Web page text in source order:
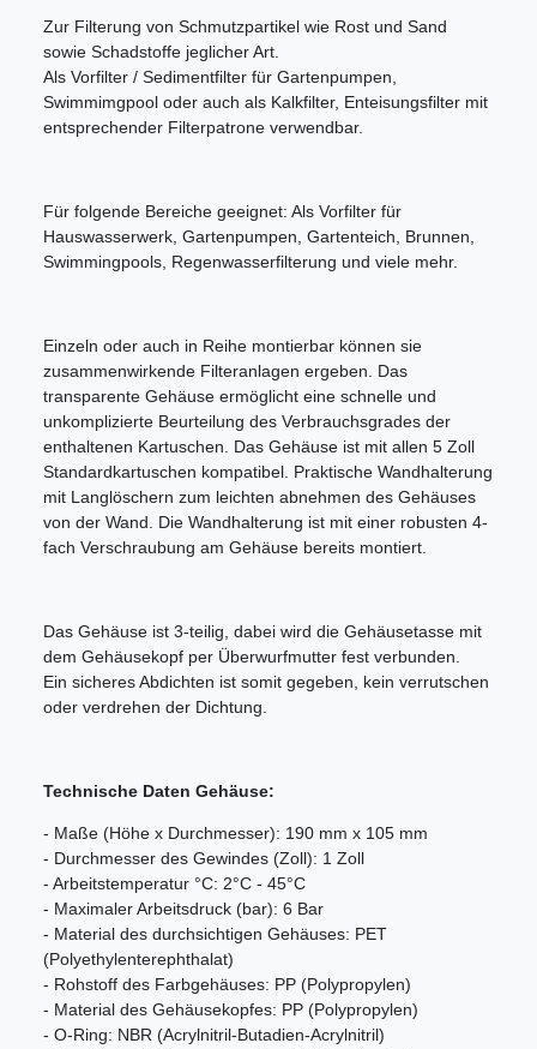
Zur Filterung von Schmutzpartikel wie Rost und Sand
sowie Schadstoffe jeglicher Art.
Als Vorfilter / Sedimentfilter für Gartenpumpen,
Swimmimgpool oder auch als Kalkfilter, Enteisungsfilter mit
entsprechender Filterpatrone verwendbar.
Für folgende Bereiche geeignet: Als Vorfilter für
Hauswasserwerk, Gartenpumpen, Gartenteich, Brunnen,
Swimmingpools, Regenwasserfilterung und viele mehr.
Einzeln oder auch in Reihe montierbar können sie
zusammenwirkende Filteranlagen ergeben. Das
transparente Gehäuse ermöglicht eine schnelle und
unkomplizierte Beurteilung des Verbrauchsgrades der
enthaltenen Kartuschen. Das Gehäuse ist mit allen 5 Zoll
Standardkartuschen kompatibel. Praktische Wandhalterung
mit Langlöschern zum leichten abnehmen des Gehäuses
von der Wand. Die Wandhalterung ist mit einer robusten 4-
fach Verschraubung am Gehäuse bereits montiert.
Das Gehäuse ist 3-teilig, dabei wird die Gehäusetasse mit
dem Gehäusekopf per Überwurfmutter fest verbunden.
Ein sicheres Abdichten ist somit gegeben, kein verrutschen
oder verdrehen der Dichtung.
Technische Daten Gehäuse:
- Maße (Höhe x Durchmesser): 190 mm x 105 mm
- Durchmesser des Gewindes (Zoll): 1 Zoll
- Arbeitstemperatur °C: 2°C - 45°C
- Maximaler Arbeitsdruck (bar): 6 Bar
- Material des durchsichtigen Gehäuses: PET
(Polyethylenterephthalat)
- Rohstoff des Farbgehäuses: PP (Polypropylen)
- Material des Gehäusekopfes: PP (Polypropylen)
- O-Ring: NBR (Acrylnitril-Butadien-Acrylnitril)